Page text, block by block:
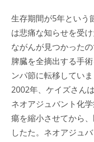
生存期間が5年という
は悲痛な知らせを受
ながんが見つかった
脾臓を全摘出する手
ンパ節に転移してい
2002年、ケイズさん
ネオアジュバント化
瘍を縮小させてから
したた。ネオアジュ